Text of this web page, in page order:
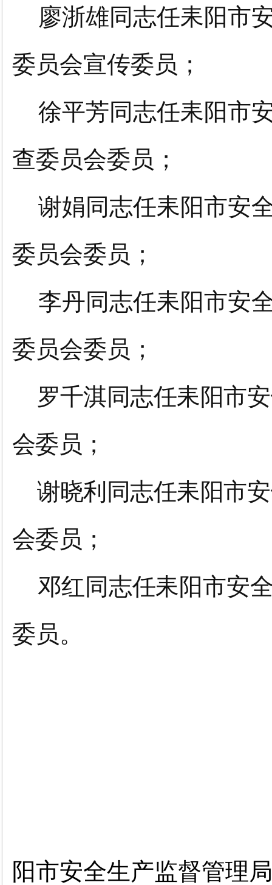
廖浙雄同志任耒阳市
委员会宣传委员；
徐平芳同志任耒阳市
查委员会委员；
谢娟同志任耒阳市安
委员会委员；
李丹同志任耒阳市安
委员会委员；
罗千淇同志任耒阳市
会委员；
谢晓利同志任耒阳市
会委员；
邓红同志任耒阳市安
委员。
阳市安全生产监督管理